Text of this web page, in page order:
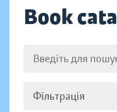
Book
Фільтрація